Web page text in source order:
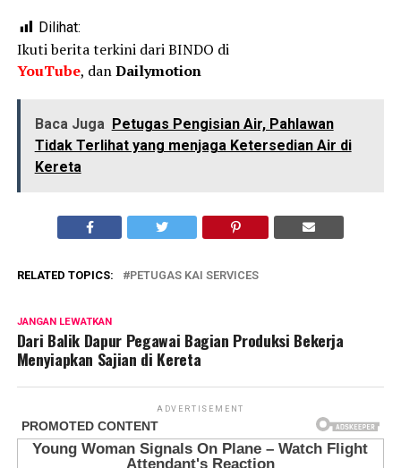
Dilihat:
Ikuti berita terkini dari BINDO di
YouTube, danDailymotion
Baca Juga Petugas Pengisian Air, Pahlawan
Tidak Terlihat yang menjaga Ketersedian Air di
Kereta
RELATED TOPICS: PETUGAS KAI SERVICES
JANGAN LEWATKAN
Dari Balik Dapur Pegawai Bagian Produksi Bekerja
Menyiapkan Sajian di Kereta
ADVERTISEMENT